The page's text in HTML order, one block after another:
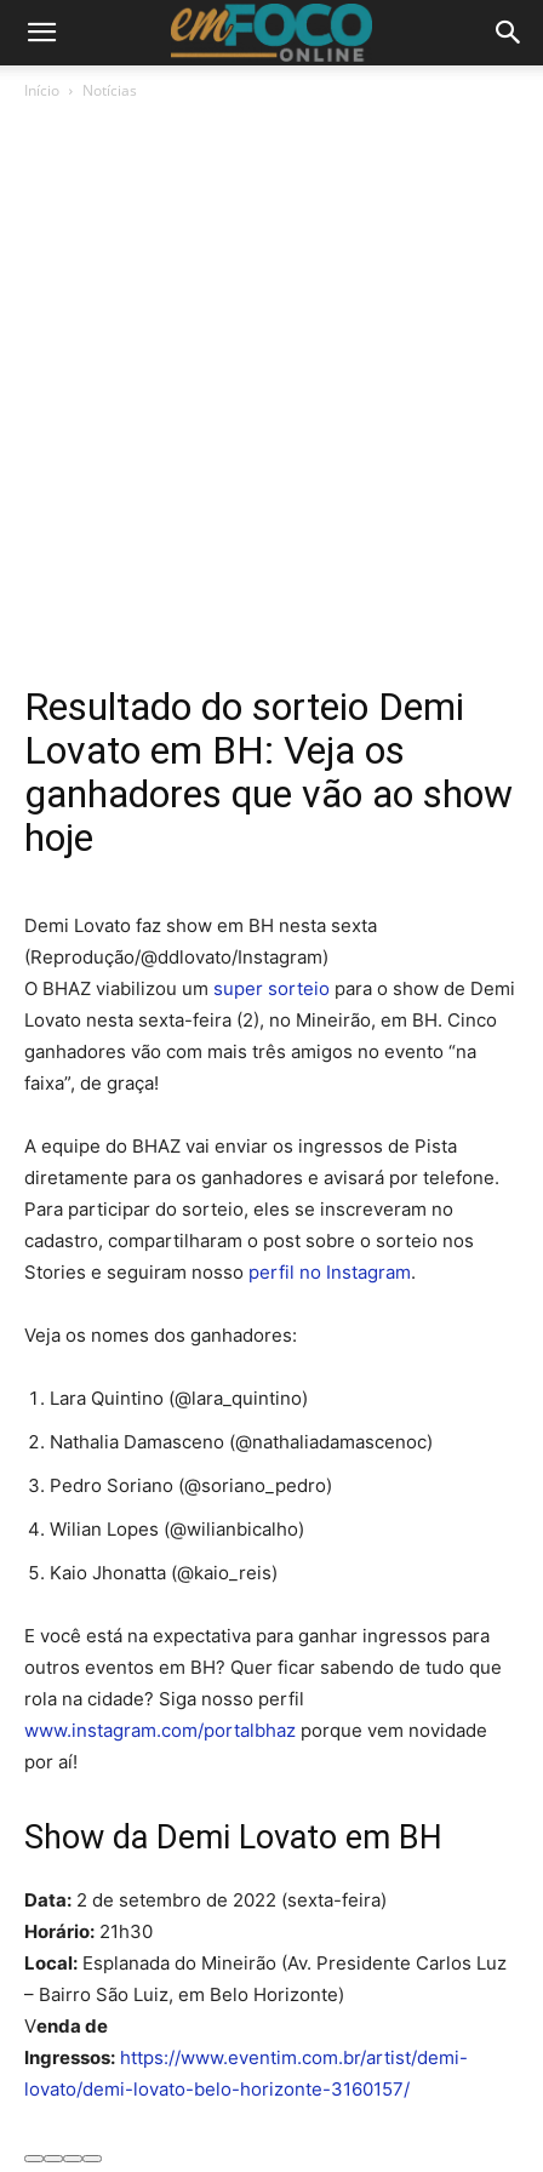
Início Notícias
Resultado do sorteio Demi
Lovato em BH: Veja os
ganhadores que vão ao show
hoje
Demi Lovato faz show em BH nesta sexta
(Reprodução/@ddlovato/Instagram)
O BHAZ viabilizou um super sorteio para o show de Demi
Lovato nesta sexta-feira (2), no Mineirão, em BH. Cinco
ganhadores vão com mais três amigos no evento “na
faixa”, de graça!
A equipe do BHAZ vai enviar os ingressos de Pista
diretamente para os ganhadores e avisará por telefone.
Para participar do sorteio, eles se inscreveram no
cadastro, compartilharam o post sobre o sorteio nos
Stories e seguiram nosso perfil no Instagram.
Veja os nomes dos ganhadores:
Lara Quintino (@lara_quintino)
Nathalia Damasceno (@nathaliadamascenoc)
Pedro Soriano (@soriano_pedro)
Wilian Lopes (@wilianbicalho)
Kaio Jhonatta (@kaio_reis)
E você está na expectativa para ganhar ingressos para
outros eventos em BH? Quer ficar sabendo de tudo que
rola na cidade? Siga nosso perfil
www.instagram.com/portalbhaz porque vem novidade
por aí!
Show da Demi Lovato em BH
Data: 2 de setembro de 2022 (sexta-feira)
Horário: 21h30
Local: Esplanada do Mineirão (Av. Presidente Carlos Luz
– Bairro São Luiz, em Belo Horizonte)
Venda de
Ingressos: https://www.eventim.com.br/artist/demi-
lovato/demi-lovato-belo-horizonte-3160157/